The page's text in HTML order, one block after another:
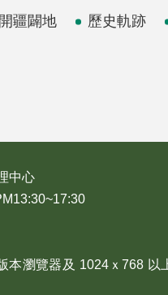
開疆闢地 歷史軌跡
中心
本瀏覽器及 1024ｘ768 以